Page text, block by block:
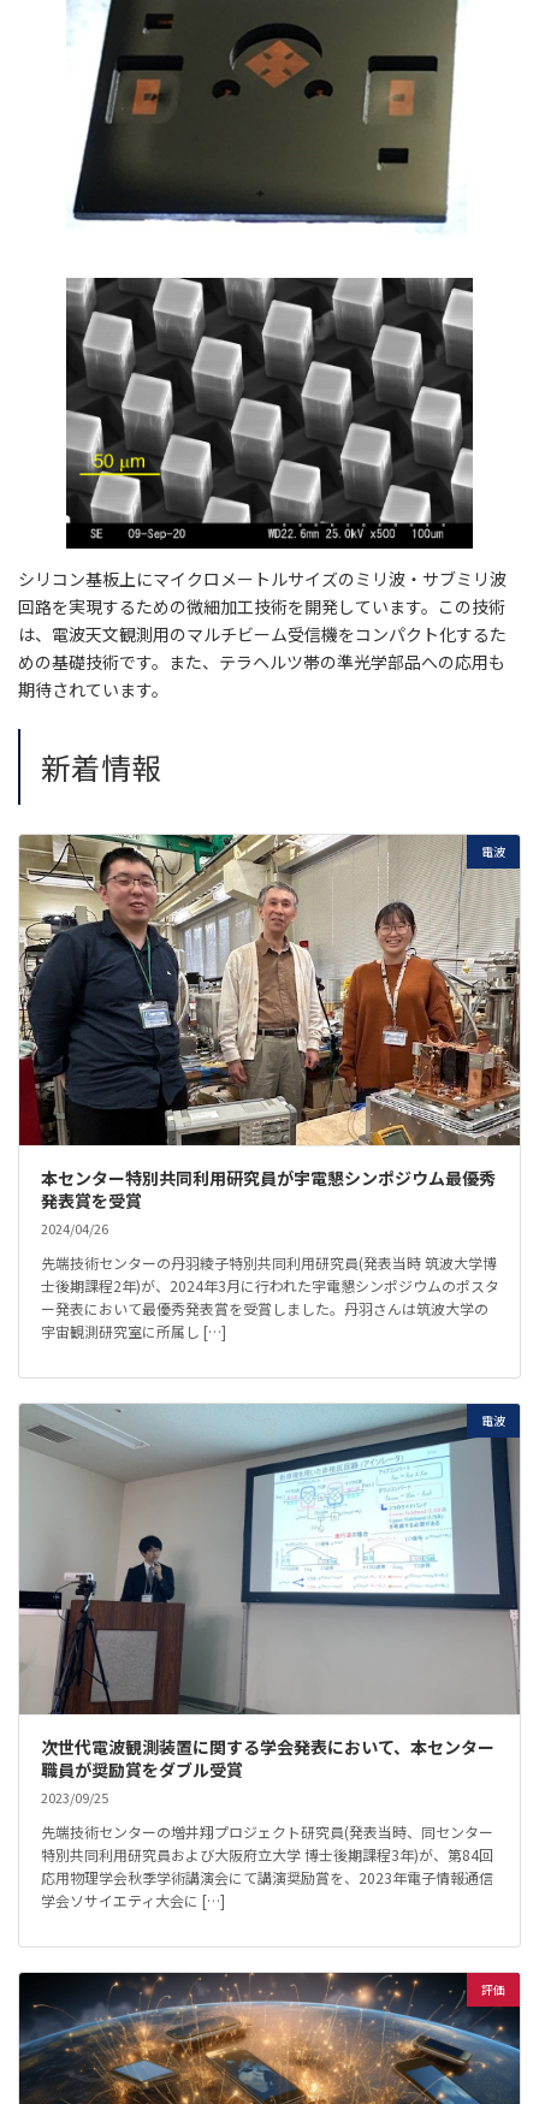
シリコン基板上にマイクロメートルサイズのミリ波・サブミリ波
回路を実現するための微細加工技術を開発しています。この技術
は、電波天文観測用のマルチビーム受信機をコンパクト化するた
めの基礎技術です。また、テラヘルツ帯の準光学部品への応用も
期待されています。
新着情報
電波
本センター特別共同利用研究員が宇電懇シンポジウム最優秀
発表賞を受賞
2024/04/26
先端技術センターの丹羽綾子特別共同利用研究員(発表当時 筑波大学博
士後期課程2年)が、2024年3月に行われた宇電懇シンポジウムのポスタ
ー発表において最優秀発表賞を受賞しました。丹羽さんは筑波大学の
宇宙観測研究室に所属し […]
電波
次世代電波観測装置に関する学会発表において、本センター
職員が奨励賞をダブル受賞
2023/09/25
先端技術センターの増井翔プロジェクト研究員(発表当時、同センター
特別共同利用研究員および大阪府立大学 博士後期課程3年)が、第84回
応用物理学会秋季学術講演会にて講演奨励賞を、2023年電子情報通信
学会ソサイエティ大会に […]
評価